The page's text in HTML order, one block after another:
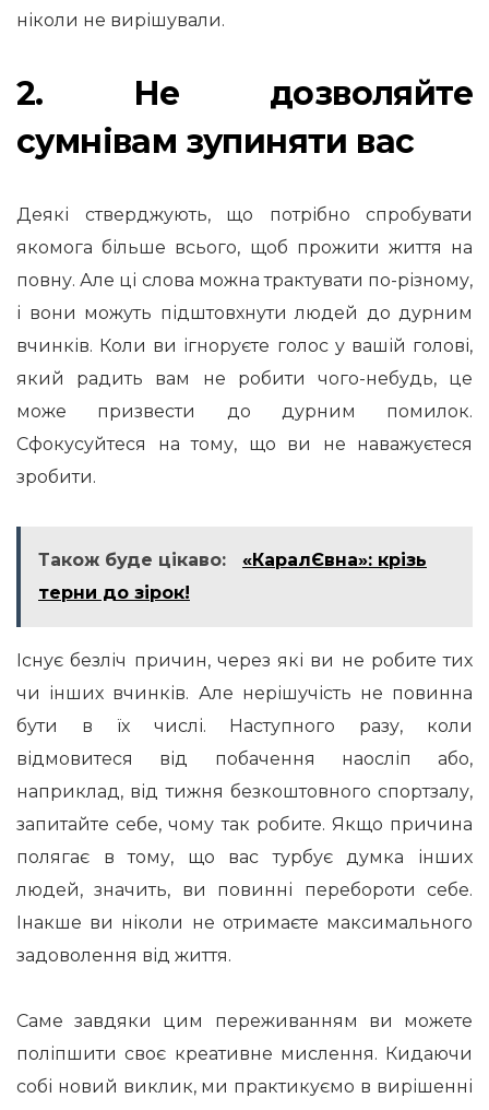
ніколи не вирішували.
2. Не дозволяйте
сумнівам зупиняти вас
Деякі стверджують, що потрібно спробувати
якомога більше всього, щоб прожити життя на
повну. Але ці слова можна трактувати по-різному,
і вони можуть підштовхнути людей до дурним
вчинків. Коли ви ігноруєте голос у вашій голові,
який радить вам не робити чого-небудь, це
може призвести до дурним помилок.
Сфокусуйтеся на тому, що ви не наважуєтеся
зробити.
Також буде цікаво:
«КаралЄвна»: крізь
терни до зірок!
Існує безліч причин, через які ви не робите тих
чи інших вчинків. Але нерішучість не повинна
бути в їх числі. Наступного разу, коли
відмовитеся від побачення наосліп або,
наприклад, від тижня безкоштовного спортзалу,
запитайте себе, чому так робите. Якщо причина
полягає в тому, що вас турбує думка інших
людей, значить, ви повинні перебороти себе.
Інакше ви ніколи не отримаєте максимального
задоволення від життя.
Саме завдяки цим переживанням ви можете
поліпшити своє креативне мислення. Кидаючи
собі новий виклик, ми практикуємо в вирішенні